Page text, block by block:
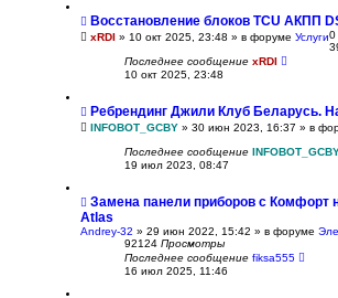
Восстановление блоков TCU АКПП
xRDI » 10 окт 2025, 23:48 » в форуме Услуги0
Последнее сообщение xRDI
10 окт 2025, 23:48
Ребрендинг Джили Клуб Беларусь.
INFOBOT_GCBY » 30 июн 2023, 16:37 » в
Последнее сообщение
19 июл 2023, 08:47
Замена панели приборов с Комфорт
Atlas
Andrey-32 » 29 июн 2022, 15:42 » в форуме
92124 Просмотры
Последнее сообщение fiksa555
16 июл 2025, 11:46